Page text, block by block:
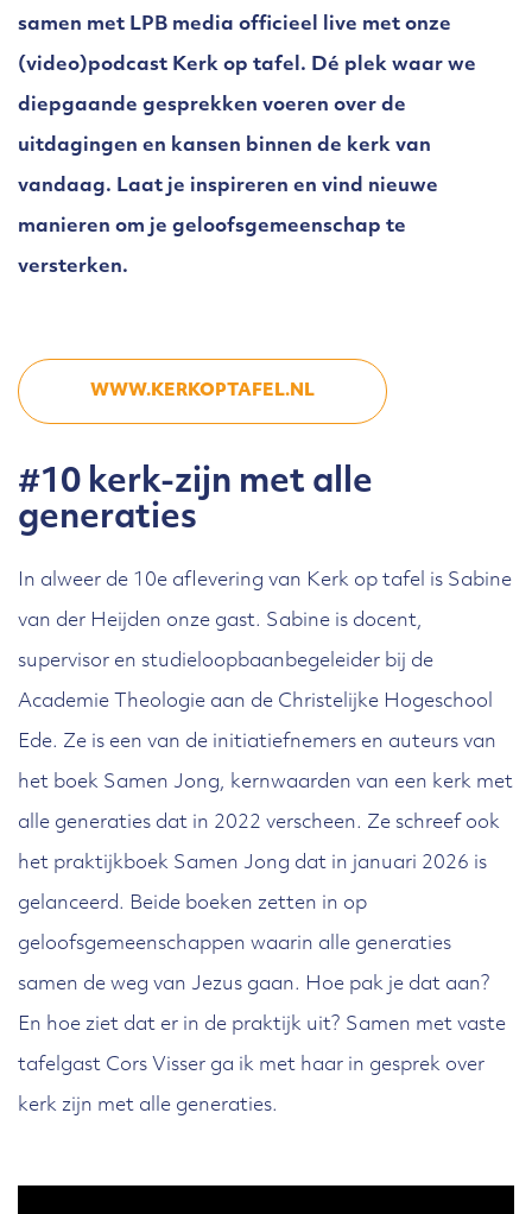
samen met LPB media officieel live met onze
(video)podcast Kerk op tafel. Dé plek waar we
diepgaande gesprekken voeren over de
uitdagingen en kansen binnen de kerk van
vandaag. Laat je inspireren en vind nieuwe
manieren om je geloofsgemeenschap te
versterken.
WWW.KERKOPTAFEL.NL
#10 kerk-zijn met alle
generaties
In alweer de 10e aflevering van Kerk op tafel is Sabine
van der Heijden onze gast. Sabine is docent,
supervisor en studieloopbaanbegeleider bij de
Academie Theologie aan de Christelijke Hogeschool
Ede. Ze is een van de initiatiefnemers en auteurs van
het boek Samen Jong, kernwaarden van een kerk met
alle generaties dat in 2022 verscheen. Ze schreef ook
het praktijkboek Samen Jong dat in januari 2026 is
gelanceerd. Beide boeken zetten in op
geloofsgemeenschappen waarin alle generaties
samen de weg van Jezus gaan. Hoe pak je dat aan?
En hoe ziet dat er in de praktijk uit? Samen met vaste
tafelgast Cors Visser ga ik met haar in gesprek over
kerk zijn met alle generaties.